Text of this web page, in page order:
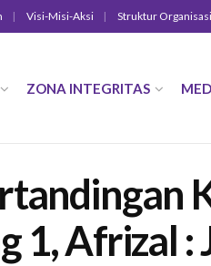
Visi-Misi-Aksi Struktur Organisasi
ZONA INTEGRITAS
1, Afrizal